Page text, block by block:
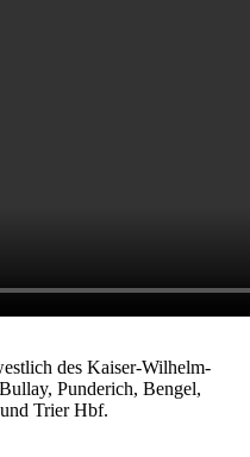
des Kaiser-Wilhelm-
Punderich, Bengel,
Trier Hbf.